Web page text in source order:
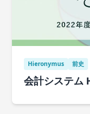
Hieronymus 前史
会計システム